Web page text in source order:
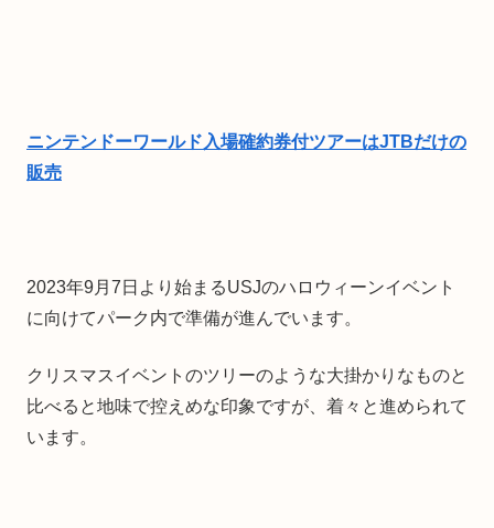
ニンテンドーワールド入場確約券付ツアーはJTBだけの
販売
2023年9月7日より始まるUSJのハロウィーンイベント
に向けてパーク内で準備が進んでいます。
クリスマスイベントのツリーのような大掛かりなものと
比べると地味で控えめな印象ですが、着々と進められて
います。